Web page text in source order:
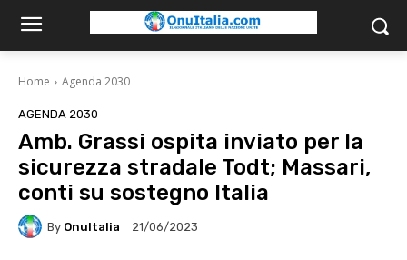
Home Agenda 2030
AGENDA 2030
Amb. Grassi ospita inviato per la
sicurezza stradale Todt; Massari,
conti su sostegno Italia
By OnuItalia 21/06/2023